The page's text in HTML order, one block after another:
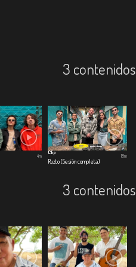
3 contenidos
4m
Clip
Ruzto (Sesión completa)
18m
3 contenidos